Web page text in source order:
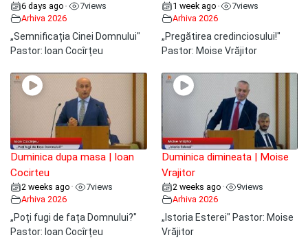
6 days ago • 7views
Arhiva 2026
„Semnificația Cinei Domnului"
Pastor: Ioan Cocîrțeu
1 week ago • 7views
Arhiva 2026
„Pregătirea credinciosului!"
Pastor: Moise Vrăjitor
Duminica dupa masa | Ioan
Cocirteu
2 weeks ago • 7views
Arhiva 2026
„Poți fugi de fața Domnului?"
Pastor: Ioan Cocîrțeu
Duminica dimineata | Moise
Vrajitor
2 weeks ago • 9views
Arhiva 2026
„Istoria Esterei" Pastor: Moise
Vrăjitor